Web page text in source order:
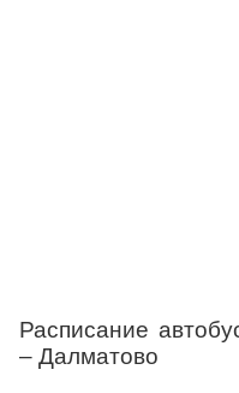
Расписание
– Далматово